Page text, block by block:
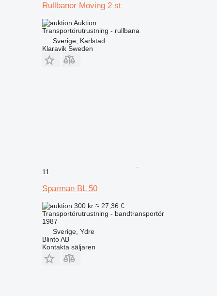
Rullbanor Moving 2 st
Auktion
Transportörutrustning - rullbana
Sverige, Karlstad
Klaravik Sweden
11
Sparman BL 50
300 kr ≈ 27,36 €
Transportörutrustning - bandtransportör
1987
Sverige, Ydre
Blinto AB
Kontakta säljaren